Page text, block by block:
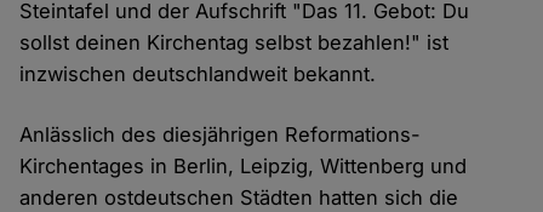
Steintafel und der Aufschrift "Das 11. Gebot: Du
sollst deinen Kirchentag selbst bezahlen!" ist
inzwischen deutschlandweit bekannt.
Anlässlich des diesjährigen Reformations-
Kirchentages in Berlin, Leipzig, Wittenberg und
anderen ostdeutschen Städten hatten sich die